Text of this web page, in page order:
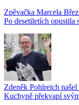
Zpěvačka Marcela
Po desetiletích
Zdeněk Pohlreich
Kuchyně překvapí